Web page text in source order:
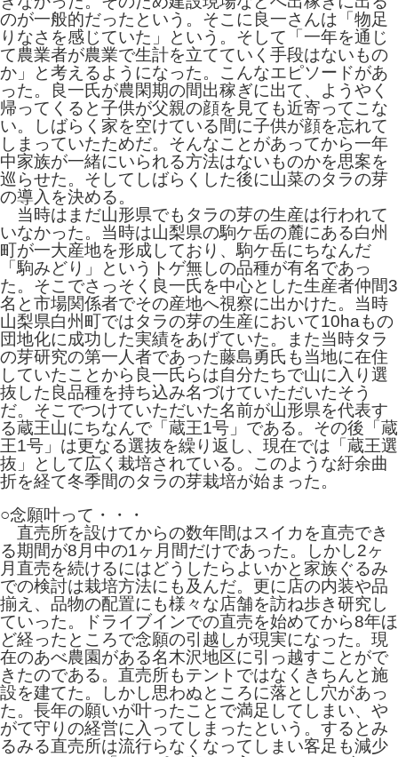
のが一般的だったという。そこに良一さんは「物足
りなさを感じていた」という。そして「一年を通じ
て農業者が農業で生計を立てていく手段はないもの
か」と考えるようになった。こんなエピソードがあ
った。良一氏が農閑期の間出稼ぎに出て、ようやく
帰ってくると子供が父親の顔を見ても近寄ってこな
い。しばらく家を空けている間に子供が顔を忘れて
しまっていたためだ。そんなことがあってから一年
中家族が一緒にいられる方法はないものかを思案を
巡らせた。そしてしばらくした後に山菜のタラの芽
の導入を決める。
当時はまだ山形県でもタラの芽の生産は行われて
いなかった。当時は山梨県の駒ケ岳の麓にある白州
町が一大産地を形成しており、駒ケ岳にちなんだ
「駒みどり」というトゲ無しの品種が有名であっ
た。そこでさっそく良一氏を中心とした生産者仲間3
名と市場関係者でその産地へ視察に出かけた。当時
山梨県白州町ではタラの芽の生産において10haもの
団地化に成功した実績をあげていた。また当時タラ
の芽研究の第一人者であった藤島勇氏も当地に在住
していたことから良一氏らは自分たちで山に入り選
抜した良品種を持ち込み名づけていただいたそう
だ。そこでつけていただいた名前が山形県を代表す
る蔵王山にちなんで「蔵王1号」である。その後「蔵
王1号」は更なる選抜を繰り返し、現在では「蔵王選
抜」として広く栽培されている。このような紆余曲
折を経て冬季間のタラの芽栽培が始まった。
○念願叶って・・・
直売所を設けてからの数年間はスイカを直売でき
る期間が8月中の1ヶ月間だけであった。しかし2ヶ
月直売を続けるにはどうしたらよいかと家族ぐるみ
での検討は栽培方法にも及んだ。更に店の内装や品
揃え、品物の配置にも様々な店舗を訪ね歩き研究し
ていった。ドライブインでの直売を始めてから8年ほ
ど経ったところで念願の引越しが現実になった。現
在のあべ農園がある名木沢地区に引っ越すことがで
きたのである。直売所もテントではなくきちんと施
設を建てた。しかし思わぬところに落とし穴があっ
た。長年の願いが叶ったことで満足してしまい、や
がて守りの経営に入ってしまったという。するとみ
るみる直売所は流行らなくなってしまい客足も減少